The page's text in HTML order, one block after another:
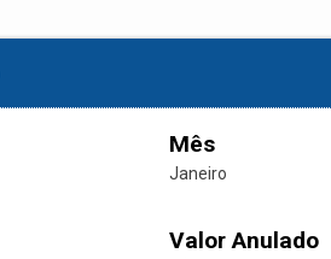
Mês
Janeiro
Valor Anulado